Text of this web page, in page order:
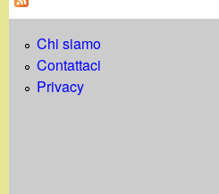
a
g Chi siamo
Contattaci
Privacy